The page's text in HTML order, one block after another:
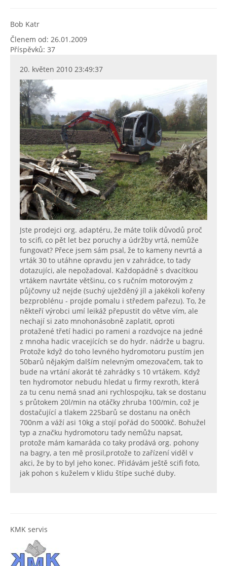
Bob Katr
Členem od: 26.01.2009
Příspěvků: 37
20. květen 2010 23:49:37
Jste prodejci org. adaptéru, že máte tolik důvodů proč
to scifi, co pět let bez poruchy a údržby vrtá, nemůže
fungovat? Přece jsem sám psal, že to kameny nevrtá a
vrták 30 to utáhne opravdu jen v zahrádce, to tady
dotazujíci, ale nepožadoval. Každopádně s dvacítkou
vrtákem navrtáte většinu, co s ručním motorovým z
půjčovny už nejde (suchý uježděný jíl a jakékoli kořeny
bezproblénu - projde pomalu i středem pařezu). To, že
někteří výrobci umí leikáž přepustit do větve vím, ale
nechají si zato mnohonásobně zaplatit, oproti
protažené třetí hadici po rameni a rozdvojce na jedné
z mnoha hadic vracejících se do hydr. nádrže u bagru.
Protože když do toho levného hydromotoru pustím jen
50barů nějakým dalším nelevným omezovačem, tak to
bude na vrtání akorát té zahrádky s 10 vrtákem. Když
ten hydromotor nebudu hledat u firmy rexroth, která
za tu cenu nemá snad ani rychlospojku, tak se dostanu
s průtokem 20l/min na otáčky zhruba 100/min, což je
dostačující a tlakem 225barů se dostanu na oněch
700nm a váží asi 10kg a stojí pořád do 5000kč. Bohužel
typ a značku hydromotoru tady nemůžu napsat,
protože mám kamaráda co taky prodává org. pohony
na bagry, a ten mě prosil,protože to zařízení viděl v
akci, že by to byl jeho konec. Přidávám ještě scifi foto,
jak pohon s kuželem v klidu štípe suché duby.
KMK servis